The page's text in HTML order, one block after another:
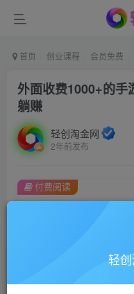
首页 创业课程 会员免费
外面收费1000+的手
躺赚
轻创淘金网
2年前发布
金币
付费阅读
轻